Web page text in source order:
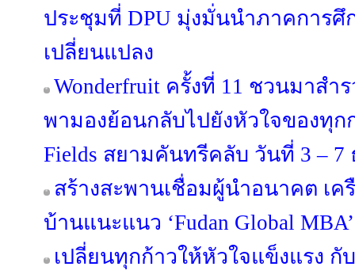
ประชุมที่ DPU มุ่งมั่นนำภาคการศึ
เปลี่ยนแปลง
Wonderfruit ครั้งที่ 11 ชวนมาสำ
พามองย้อนกลับไปยังหัวใจของทุก
Fields สยามคันทรีคลับ วันที่ 3 – 7
สร้างสะพานเชื่อมผู้นำอนาคต เ
บ้านแนะแนว ‘Fudan Global
เปลี่ยนทุกก้าวให้หัวใจแข็งแรง กั